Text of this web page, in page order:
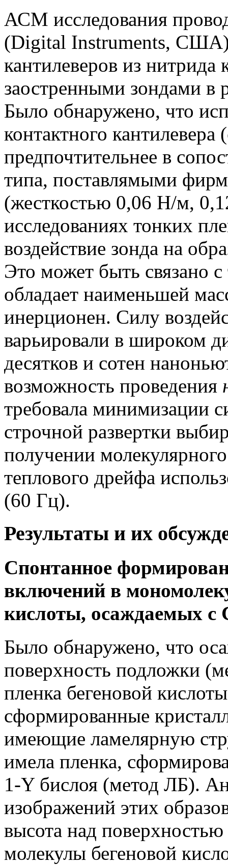
АСМ исследования
(Digital Instruments, США)
кантилеверов из
заостренными зондами в
Было обнаружено, что
контактного
предпочтительнее в
типа, поставлямыми
(жесткостью 0,06 Н/м,
исследованиях тонких
воздействие зонда на
Это может быть связано
обладает наименьшей
инерционен. Силу
варьировали в широком
десятков и сотен
возможность проведения
требовала минимизации
строчной развертки
получении
теплового дрейфа
(60 Гц).
Результаты и их
Спонтанное
включений в
кислоты, осаждаемых с
Было обнаружено, что
поверхность подложки
пленка бегеновой
сформированные
имеющие ламелярную
имела пленка,
1-Y бислоя (метод ЛБ).
изображений этих
высота над
молекулы бегеновой